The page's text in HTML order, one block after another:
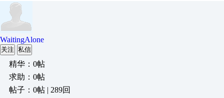
WaitingAlone
关注 私信
精华：0帖
求助：0帖
帖子：0帖 | 289回